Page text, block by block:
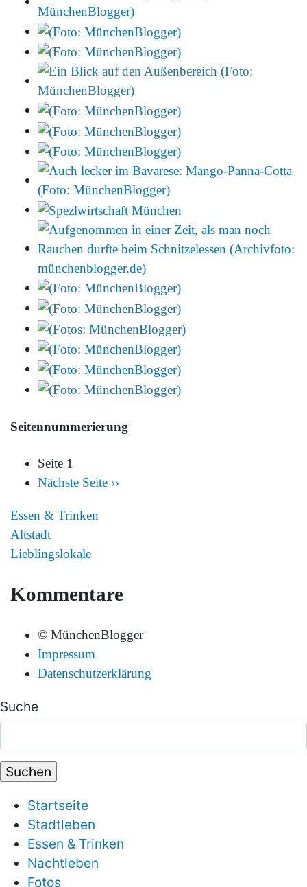
Seitennummerierung
Seite 1
Nächste Seite ››
Essen & Trinken
Altstadt
Lieblingslokale
Kommentare
© MünchenBlogger
Impressum
Datenschutzerklärung
Suche
Startseite
Stadtleben
Essen & Trinken
Nachtleben
Fotos